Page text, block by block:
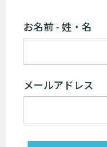
お名前 - 姓・名
メールアドレス